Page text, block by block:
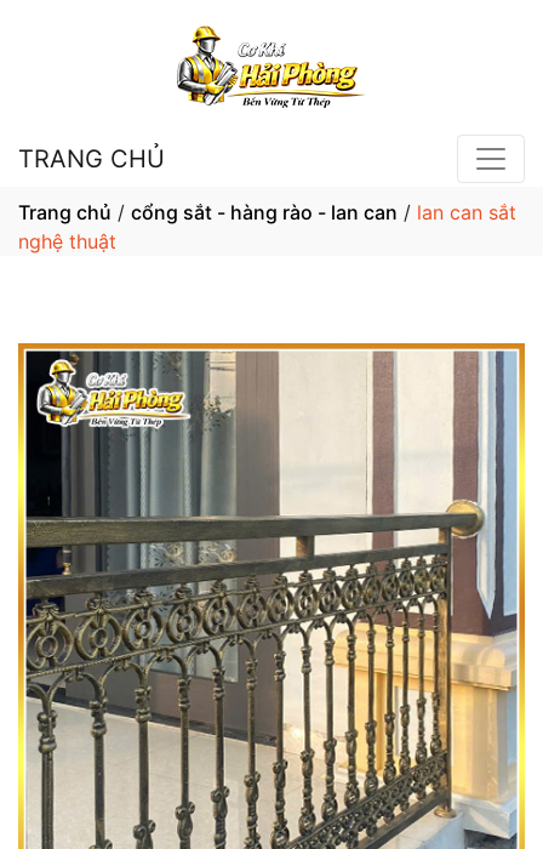
TRANG CHỦ
Trang chủ / cổng sắt - hàng rào - lan can / lan can sắt
nghệ thuật